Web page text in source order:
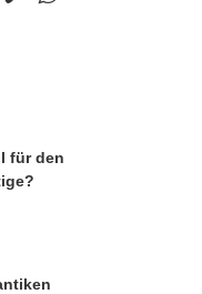
für den